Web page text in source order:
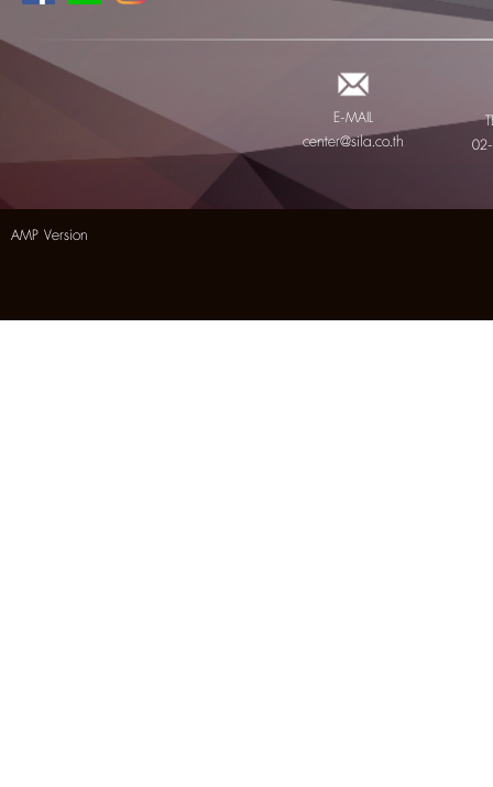
E-MAIL
center@sila.co.th
AMP Version